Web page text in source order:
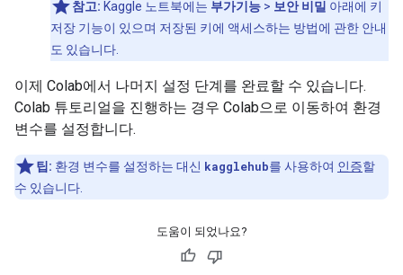
참고: Kaggle 노트북에는 부가기능 > 보안 비밀 아래에 키
저장 기능이 있으며 저장된 키에 액세스하는 방법에 관한 안내
도 있습니다.
이제 Colab에서 나머지 설정 단계를 완료할 수 있습니다.
Colab 튜토리얼을 진행하는 경우 Colab으로 이동하여 환경
변수를 설정합니다.
팁: 환경 변수를 설정하는 대신 kagglehub를 사용하여 인증할
수 있습니다.
도움이 되었나요?